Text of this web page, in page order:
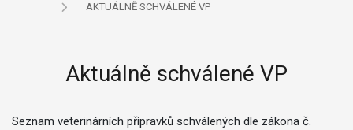
AKTUÁLNĚ SCHVÁLENÉ VP
Aktuálně schválené VP
Seznam veterinárních přípravků schválených dle zákona č.